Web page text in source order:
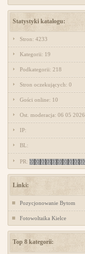
Statystyki katalogu:
Stron: 4233
Kategorii: 19
Podkategorii: 218
Stron oczekujących: 0
Gości online: 10
Ost. moderacja: 06 05 2026
IP:
BL:
PR:
Linki:
Pozycjonowanie Bytom
Fotowoltaika Kielce
Top 8 kategorii: